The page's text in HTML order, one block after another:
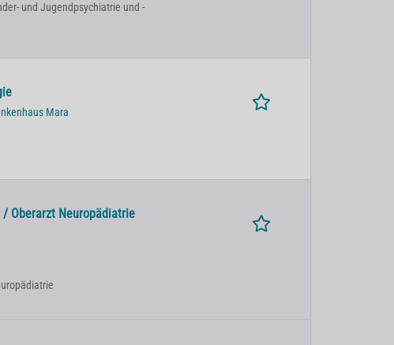
und Jugendpsychiatrie und -
Mara
Oberarzt Neuropädiatrie